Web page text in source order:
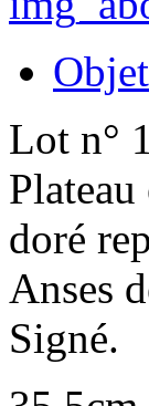
Objet
Lot n°
doré
Anses
Signé.